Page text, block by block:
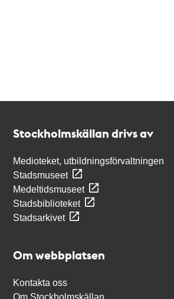
Stockholmskällan drivs av
Medioteket, utbildningsförvaltningen
Stadsmuseet
Medeltidsmuseet
Stadsbiblioteket
Stadsarkivet
Om webbplatsen
Kontakta oss
Om Stockholmskällan